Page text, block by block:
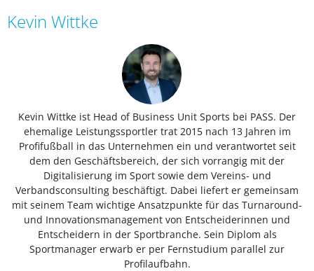
Kevin Wittke
Kevin Wittke ist Head of Business Unit Sports bei PASS. Der
ehemalige Leistungssportler trat 2015 nach 13 Jahren im
Profifußball in das Unternehmen ein und verantwortet seit
dem den Geschäftsbereich, der sich vorrangig mit der
Digitalisierung im Sport sowie dem Vereins- und
Verbandsconsulting beschäftigt. Dabei liefert er gemeinsam
mit seinem Team wichtige Ansatzpunkte für das Turnaround-
und Innovationsmanagement von Entscheiderinnen und
Entscheidern in der Sportbranche. Sein Diplom als
Sportmanager erwarb er per Fernstudium parallel zur
Profilaufbahn.